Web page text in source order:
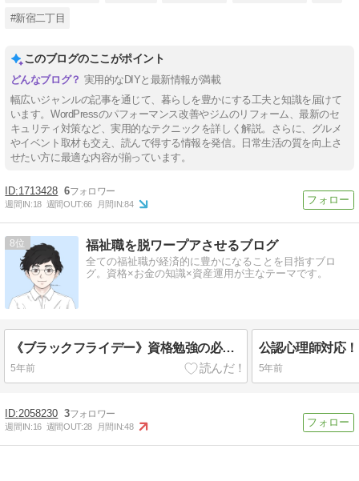
#新宿二丁目
このブログのここがポイント
実用的なDIYと最新情報が満載
幅広いジャンルの記事を通じて、暮らしを豊かにする工夫と知識を届けて
います。WordPressのパフォーマンス改善やジムのリフォーム、最新のセ
キュリティ対策など、実用的なテクニックを詳しく解説。さらに、グルメ
やイベント取材も交え、読んで得する情報を発信。日常生活の質を向上さ
せたい方に最適な内容が揃っています。
1713428 6
週間IN:18 週間OUT:66 月間IN:84
8 福祉職を脱ワープアさせるブログ
全ての福祉職が経済的に豊かになることを目指すブロ
グ。資格×お金の知識×資産運用が主なテーマです。
《ブラックフライデー》資格勉強の必需品！ 勉強の効率が飛躍するアイテム１０選
5年前 5年前
2058230 3
週間IN:16 週間OUT:28 月間IN:48